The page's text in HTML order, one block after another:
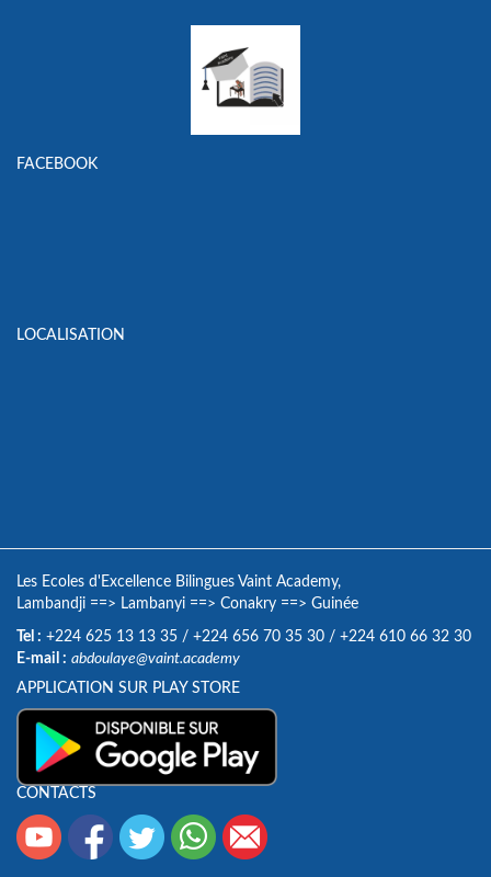
FACEBOOK
LOCALISATION
Les Ecoles d'Excellence Bilingues Vaint Academy,
Lambandji ==> Lambanyi ==> Conakry ==> Guinée
Tel : +224 625 13 13 35 / +224 656 70 35 30 / +224 610 66 32 30
E-mail : abdoulaye@vaint.academy
APPLICATION SUR PLAY STORE
CONTACTS